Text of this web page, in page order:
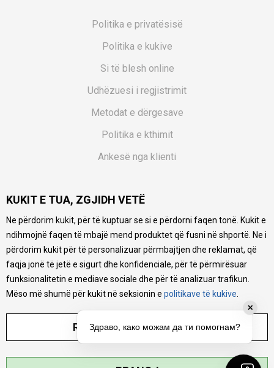
Politika e privatësisë
Politika e kukive
Si të blesh online
Udhëzuesi i regjistrimit
Metodat e dërgesave
Politika e kthimit
Ankesë nga klienti
Pyetjet më të shpeshta
Ne bëjmë çmos që të ofrojmë një përshkrim sa më të saktë
të produkteve tona, ofrojmë edhe foto e çmimin, por nuk
mund të garantojmë që informacioni është i plotë e pa
gabime. Të gjitha produktet janë pjesë e portfolios sonë, por
kjo nuk do të thotë se janë në gjendje në çdo çast.
KUKIT E TUA, ZGJIDH VETË
Ne përdorim kukit, për të kuptuar se si e përdorni faqen tonë. Kukit e
ndihmojnë faqen të mbajë mend produktet që fusni në shportë. Ne i
përdorim kukit për të personalizuar përmbajtjen dhe reklamat, që
faqja jonë të jetë e sigurt dhe konfidenciale, për të përmirësuar
funksionalitetin e mediave sociale dhe për të analizuar trafikun.
Mëso më shumë për kukit në seksionin e politikave të kukive
RREGULLO PARAMETRAT
✕
Здраво, како можам да ти помогнам?